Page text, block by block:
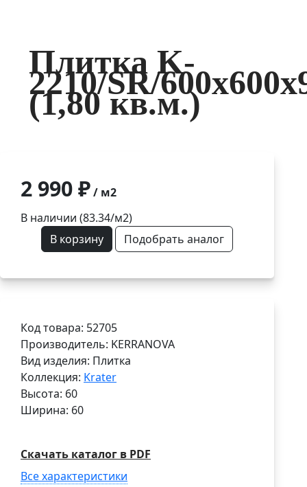
Плитка K-
2210/SR/
(1,80 кв.м.)
2 990 ₽/ м2
В наличии (83.34/м2)
В корзину
Подобрать аналог
Код товара: 52705
Производитель: KERRANOVA
Вид изделия: Плитка
Коллекция: Krater
Высота: 60
Ширина: 60
Скачать каталог в PDF
Все характеристики